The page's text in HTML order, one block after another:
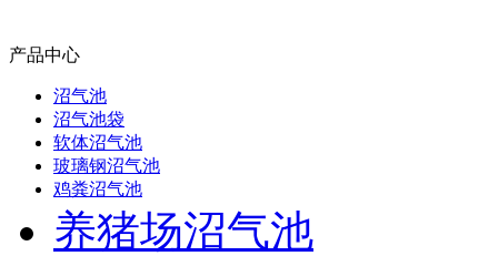
产品中心
沼气池
沼气池袋
软体沼气池
玻璃钢沼气池
鸡粪沼气池
养猪场沼气池